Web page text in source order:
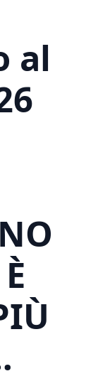
al